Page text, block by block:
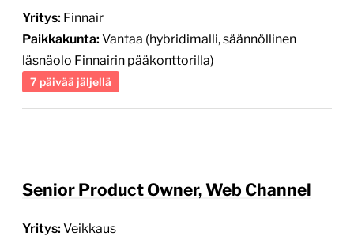
läsnäolo Finnairin pääkonttorilla)
7 päivää jäljellä
Yritys:Veikkaus
läsnäoloa toimistolla)